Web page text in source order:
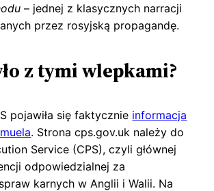
– jednej z klasycznych narracji
przez rosyjską propagandę.
z tymi wlepkami?
pojawiła się faktycznie informacja
. Strona cps.gov.uk należy do
Service (CPS), czyli głównej
odpowiedzialnej za
karnych w Anglii i Walii. Na